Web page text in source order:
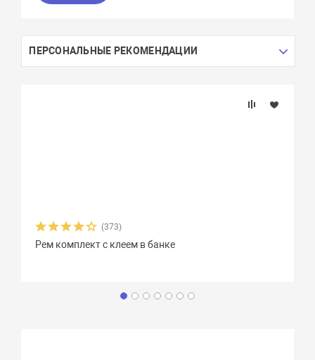
ПЕРСОНАЛЬНЫЕ РЕКОМЕНДАЦИИ
(373)
Рем комплект с клеем в банке